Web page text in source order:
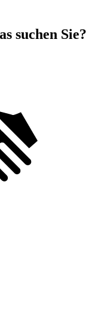
suchen Sie?